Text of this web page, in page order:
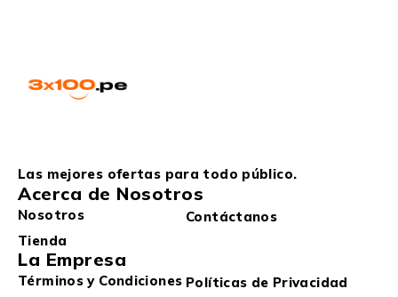
Las mejores ofertas para todo público.
Acerca de Nosotros
Nosotros
Contáctanos
Tienda
La Empresa
Términos y Condiciones Políticas de Privacidad